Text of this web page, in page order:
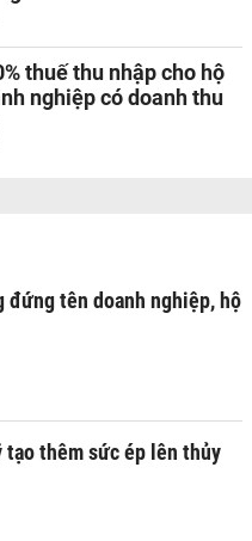
thuế thu nhập cho hộ
nghiệp có doanh thu
đứng tên doanh nghiệp, hộ
tạo thêm sức ép lên thủy